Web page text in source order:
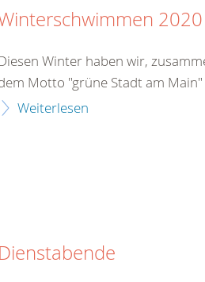
2020
Winter haben wir,
Motto "grüne Stadt am
Weiterlesen
Dienstabende